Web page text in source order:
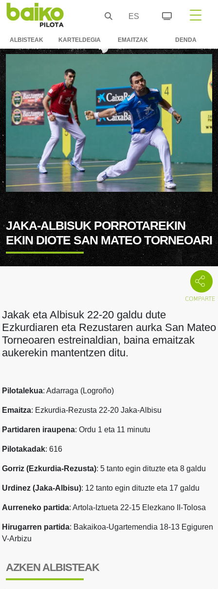
ES
ALBISTEAK KARTELDEGIA EMAITZAK DENDA
JAKA-ALBISUK PORROTAREKIN
EKIN DIOTE SAN MATEO TORNEOARI
Jakak eta Albisuk 22-20 galdu dute
Ezkurdiaren eta Rezustaren aurka San Mateo
Torneoaren estreinaldian, baina emaitzak
aukerekin mantentzen ditu.
Pilotalekua: Adarraga (Logroño)
Emaitza: Ezkurdia-Rezusta 22-20 Jaka-Albisu
Partidaren iraupena: Ordu 1 eta 11 minutu
Pilotakadak: 616
Gorriz (Ezkurdia-Rezusta): 5 tanto egin dituzte eta 8 galdu
Urdinez (Jaka-Albisu): 12 tanto egin dituzte eta 17 galdu
Aurreneko partida: Artola-Iztueta 22-15 Elezkano II-Tolosa
Hirugarren partida: Bakaikoa-Ugartemendia 18-13 Egiguren
V-Arbizu
AZKEN ALBISTEAK